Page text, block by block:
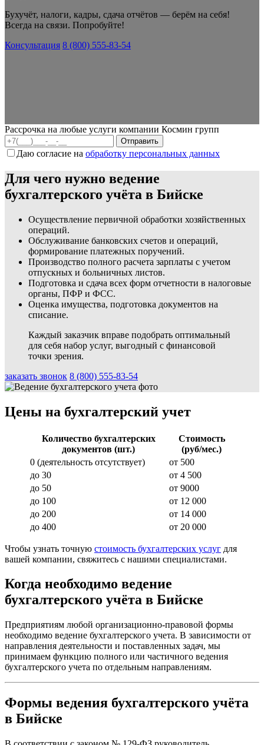
Бухучёт, налоги, кадры, сдача отчётов — берём на себя!
Всегда на связи. Попробуйте!
Консультация 8 (800) 555-83-54
Рассрочка на любые услуги компании Космин групп
Даю согласие на обработку персональных данных
Для чего нужно ведение
бухгалтерского учёта в Бийске
Осуществление первичной обработки хозяйственных
операций.
Обслуживание банковских счетов и операций,
формирование платежных поручений.
Производство полного расчета зарплаты с учетом
отпускных и больничных листов.
Подготовка и сдача всех форм отчетности в налоговые
органы, ПФР и ФСС.
Оценка имущества, подготовка документов на
списание.
Каждый заказчик вправе подобрать оптимальный
для себя набор услуг, выгодный с финансовой
точки зрения.
заказать звонок 8 (800) 555-83-54
Цены на бухгалтерский учет
Количество бухгалтерских
документов (шт.)
Стоимость
(руб/мес.)
0 (деятельность отсутствует)
от 500
до 30
от 4 500
до 50
от 9000
до 100
от 12 000
до 200
от 14 000
до 400
от 20 000
Чтобы узнать точную стоимость бухгалтерских услуг для
вашей компании, свяжитесь с нашими специалистами.
Когда необходимо ведение
бухгалтерского учёта в Бийске
Предприятиям любой организационно-правовой формы
необходимо ведение бухгалтерского учета. В зависимости от
направления деятельности и поставленных задач, мы
принимаем функцию полного или частичного ведения
бухгалтерского учета по отдельным направлениям.
Формы ведения бухгалтерского учёта
в Бийске